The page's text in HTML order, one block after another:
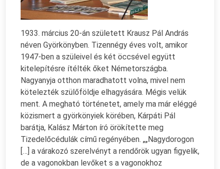
1933. március 20-án született Krausz Pál András
néven Györkönyben. Tizennégy éves volt, amikor
1947-ben a szüleivel és két öccsével együtt
kitelepítésre ítélték őket Németországba.
Nagyanyja otthon maradhatott volna, mivel nem
kötelezték szülőföldje elhagyására. Mégis velük
ment. A megható történetet, amely ma már eléggé
közismert a györkönyiek körében, Kárpáti Pál
barátja, Kalász Márton író örökítette meg
Tizedelőcédulák című regényében. „„Nagydorogon
[…] a várakozó szerelvényt a rendőrök ugyan figyelik,
de a vagonokban levőket s a vagonokhoz